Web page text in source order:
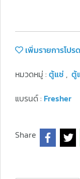
เพิ่มรายการโปรด
หมวดหมู่ : ตู้แช่ , ตู้
แบรนด์ : Fresher
Share